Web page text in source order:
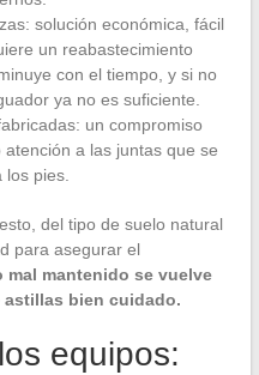
solución económica, fácil
un reabastecimiento
con el tiempo, y si no
ya no es suficiente.
un compromiso
a las juntas que se
los pies.
del tipo de suelo natural
para asegurar el
mal mantenido se vuelve
bien cuidado.
equipos: